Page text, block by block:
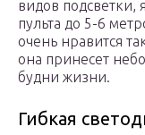
видов подсветки,
пульта до 5-6
очень нравится
она принесет
будни жизни.
Гибкая